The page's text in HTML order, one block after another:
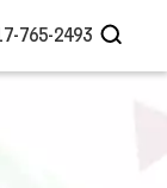
765-2493